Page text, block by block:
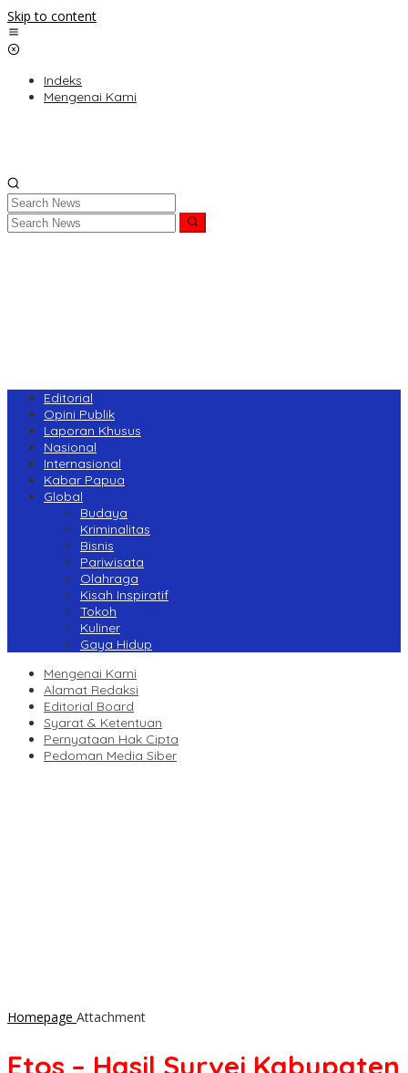
Skip to content
Indeks
Mengenai Kami
Editorial
Opini Publik
Laporan Khusus
Nasional
Internasional
Kabar Papua
Global
Budaya
Kriminalitas
Bisnis
Pariwisata
Olahraga
Kisah Inspiratif
Tokoh
Kuliner
Gaya Hidup
Mengenai Kami
Alamat Redaksi
Editorial Board
Syarat & Ketentuan
Pernyataan Hak Cipta
Pedoman Media Siber
Homepage Attachment
Etos – Hasil Survei Kabupaten